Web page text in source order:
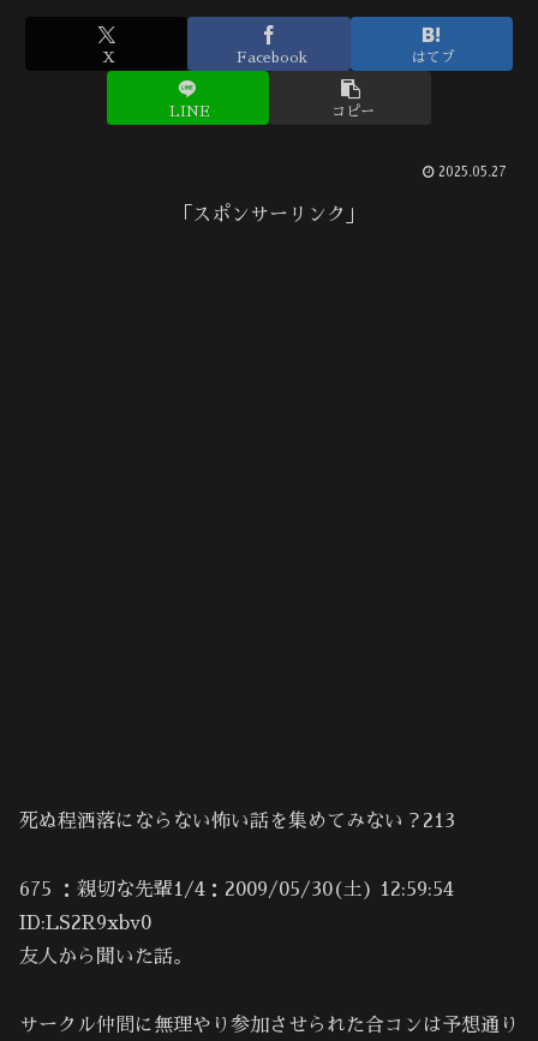
X Facebook はてブ
LINE コピー
2025.05.27
「スポンサーリンク」
死ぬ程洒落にならない怖い話を集めてみない？213
675 ：親切な先輩1/4：2009/05/30(土) 12:59:54
ID:LS2R9xbv0
友人から聞いた話。
サークル仲間に無理やり参加させられた合コンは予想通り